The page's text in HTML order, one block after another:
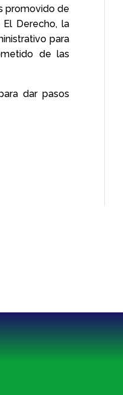
promovido de
Derecho, la
para
de las
dar pasos